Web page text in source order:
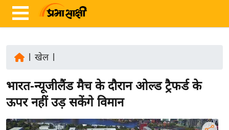
ज़ा
ख
र
खेल|
भारत-न्यूजीलैंड मैच के दौरान ओल्ड ट्रैफर्ड के
ऊपर नहीं उड़ सकेंगे विमान